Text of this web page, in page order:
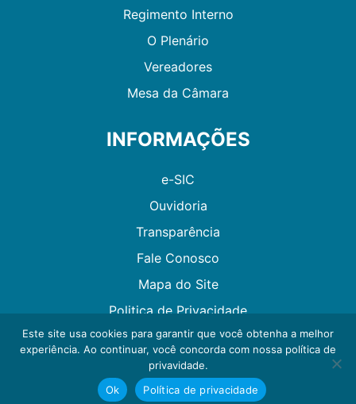
Regimento Interno
O Plenário
Vereadores
Mesa da Câmara
INFORMAÇÕES
e-SIC
Ouvidoria
Transparência
Fale Conosco
Mapa do Site
Politica de Privacidade
Desenvolvido por GMAES
Este site usa cookies para garantir que você obtenha a melhor
experiência. Ao continuar, você concorda com nossa política de
privavidade.
Ok
Política de privacidade